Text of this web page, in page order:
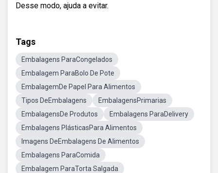
Desse modo, ajuda a evitar.
Tags
Embalagens ParaCongelados
Embalagem ParaBolo De Pote
EmbalagemDe Papel Para Alimentos
Tipos DeEmbalagens
EmbalagensPrimarias
EmbalagensDe Produtos
Embalagens ParaDelivery
Embalagens PlásticasPara Alimentos
Imagens DeEmbalagens De Alimentos
Embalagens ParaComida
Embalagem ParaTorta Salgada